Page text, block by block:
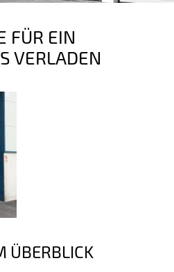
FÜR EIN
VERLADEN
ÜBERBLICK